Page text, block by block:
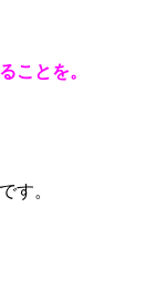
ことを。
す。